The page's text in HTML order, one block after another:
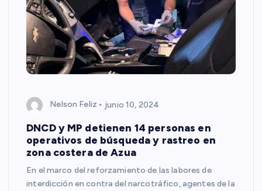
Nelson Feliz junio 10, 2024
DNCD y MP detienen 14 personas en
operativos de búsqueda y rastreo en
zona costera de Azua
En el marco del reforzamiento de las labores de
interdicción en contra del narcotráfico, agentes de la